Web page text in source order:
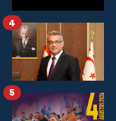
4
5